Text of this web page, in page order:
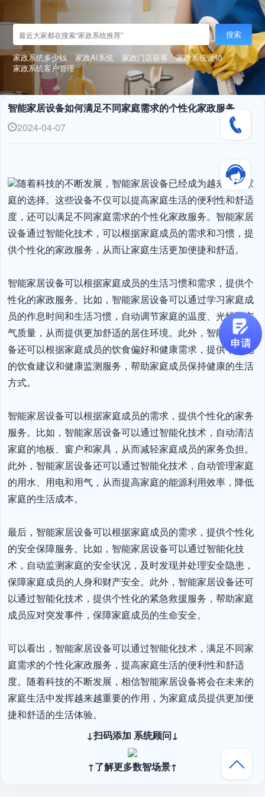
搜索
家政系统多少钱 家政AI系统 家政门店获客
家政系统营销
家政系统客户管理
智能家居设备如何满足不同家庭需求的个性化家政服务
2024-04-07
随着科技的不断发展，智能家居设备已经成为越来越多家
庭的选择。这些设备不仅可以提高家庭生活的便利性和舒适
度，还可以满足不同家庭需求的个性化家政服务。智能家居
设备通过智能化技术，可以根据家庭成员的需求和习惯，提
供个性化的家政服务，从而让家庭生活更加便捷和舒适。
智能家居设备可以根据家庭成员的生活习惯和需求，提供个
性化的家政服务。比如，智能家居设备可以通过学习家庭成
员的作息时间和生活习惯，自动调节家庭的温度、光线和空
气质量，从而提供更加舒适的居住环境。此外，智能家居设
备还可以根据家庭成员的饮食偏好和健康需求，提供个性化
的饮食建议和健康监测服务，帮助家庭成员保持健康的生活
方式。
智能家居设备可以根据家庭成员的需求，提供个性化的家务
服务。比如，智能家居设备可以通过智能化技术，自动清洁
家庭的地板、窗户和家具，从而减轻家庭成员的家务负担。
此外，智能家居设备还可以通过智能化技术，自动管理家庭
的用水、用电和用气，从而提高家庭的能源利用效率，降低
家庭的生活成本。
最后，智能家居设备可以根据家庭成员的需求，提供个性化
的安全保障服务。比如，智能家居设备可以通过智能化技
术，自动监测家庭的安全状况，及时发现并处理安全隐患，
保障家庭成员的人身和财产安全。此外，智能家居设备还可
以通过智能化技术，提供个性化的紧急救援服务，帮助家庭
成员应对突发事件，保障家庭成员的生命安全。
可以看出，智能家居设备可以通过智能化技术，满足不同家
庭需求的个性化家政服务，提高家庭生活的便利性和舒适
度。随着科技的不断发展，相信智能家居设备将会在未来的
家庭生活中发挥越来越重要的作用，为家庭成员提供更加便
捷和舒适的生活体验。
↓扫码添加 系统顾问↓
↑了解更多数智场景↑